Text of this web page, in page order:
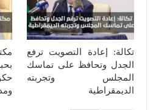
تكالة: إعادة التصويت ترفع
الجدل وتحافظ على تماسك
المجلس وتجربته
الديمقراطية